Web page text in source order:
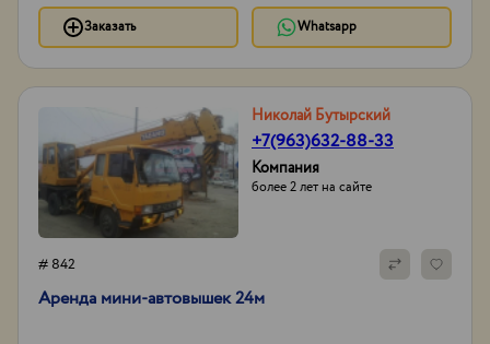
Заказать Whatsapp
Николай Бутырский
+7(963)632-88-33
Компания
более 2 лет на сайте
# 842
Аренда мини-автовышек 24м